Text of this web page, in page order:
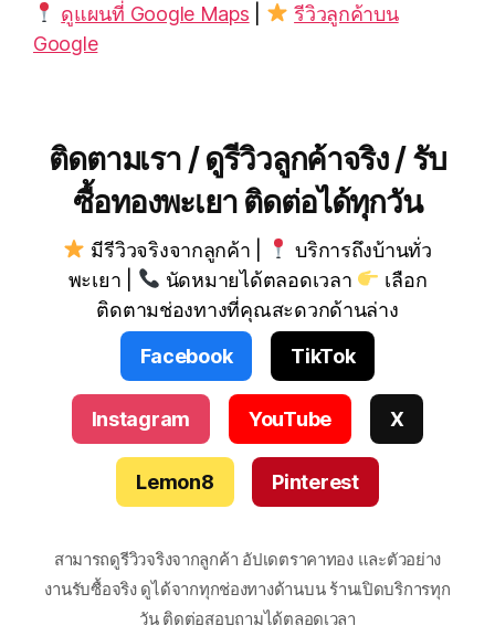
ดูแผนที่ Google Maps
รีวิวลูกค้าบน
Google
ติดตามเรา / ดูรีวิวลูกค้าจริง / รับ
ซื้อทองพะเยา ติดต่อได้ทุกวัน
มีรีวิวจริงจากลูกค้า |
บริการถึงบ้านทั่ว
พะเยา |
นัดหมายได้ตลอดเวลา
เลือก
ติดตามช่องทางที่คุณสะดวกด้านล่าง
Facebook
TikTok
Instagram YouTube X
Lemon8 Pinterest
สามารถดูรีวิวจริงจากลูกค้า อัปเดตราคาทอง และตัวอย่าง
งานรับซื้อจริง ดูได้จากทุกช่องทางด้านบน ร้านเปิดบริการทุก
วัน ติดต่อสอบถามได้ตลอดเวลา